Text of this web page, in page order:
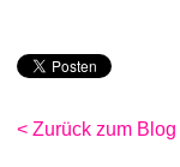
< Zurück zum Blog